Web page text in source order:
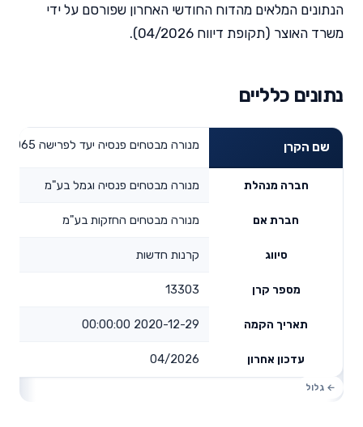
הנתונים המלאים מהדוח החודשי האחרון שפורסם על ידי
משרד האוצר (תקופת דיווח 04/2026).
נתונים כלליים
שם הקרן מנורה מבטחים פנסיה יעד לפרישה 2065
חברה מנהלת מנורה מבטחים פנסיה וגמל בע"מ
חברת אם מנורה מבטחים החזקות בע"מ
סיווג קרנות חדשות
מספר קרן 13303
תאריך הקמה 2020-12-29 00:00:00
עדכון אחרון 04/2026